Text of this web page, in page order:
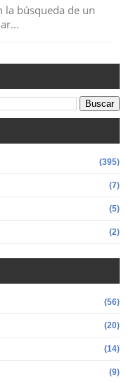
la búsqueda de un
(395)
(7)
(5)
(2)
(56)
(20)
(14)
(9)